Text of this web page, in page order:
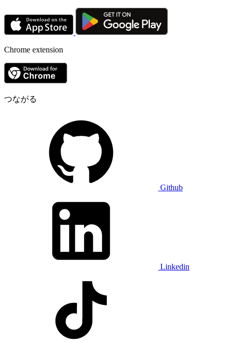
Chrome extension
つながる
Github
Linkedin